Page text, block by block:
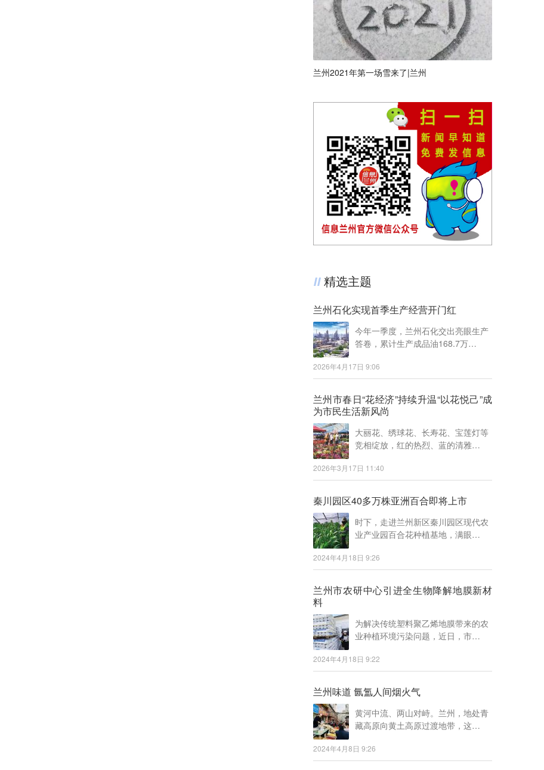
兰州2021年第一场雪来了|兰州
精选主题
兰州石化实现首季生产经营开门红
今年一季度，兰州石化交出亮眼生产
答卷，累计生产成品油168.7万…
2026年4月17日 9:06
兰州市春日“花经济”持续升温“以花悦己”成
为市民生活新风尚
大丽花、绣球花、长寿花、宝莲灯等
竞相绽放，红的热烈、蓝的清雅…
2026年3月17日 11:40
秦川园区40多万株亚洲百合即将上市
时下，走进兰州新区秦川园区现代农
业产业园百合花种植基地，满眼…
2024年4月18日 9:26
兰州市农研中心引进全生物降解地膜新材
料
为解决传统塑料聚乙烯地膜带来的农
业种植环境污染问题，近日，市…
2024年4月18日 9:22
兰州味道 氤氲人间烟火气
黄河中流、两山对峙。兰州，地处青
藏高原向黄土高原过渡地带，这…
2024年4月8日 9:26